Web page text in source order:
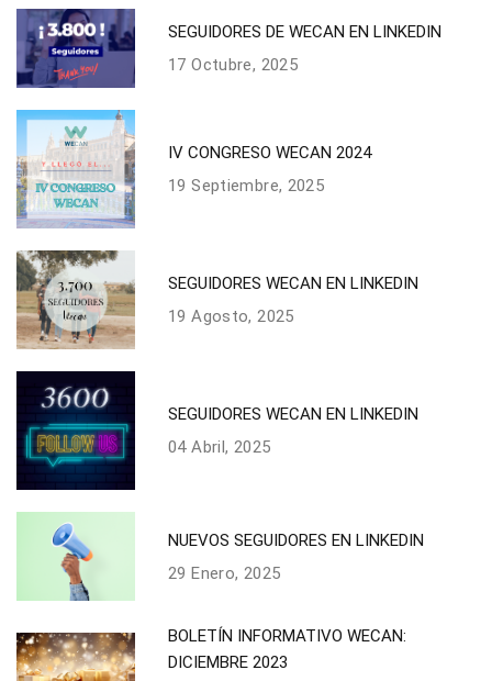
SEGUIDORES DE WECAN EN LINKEDIN
17 Octubre, 2025
IV CONGRESO WECAN 2024
19 Septiembre, 2025
SEGUIDORES WECAN EN LINKEDIN
19 Agosto, 2025
SEGUIDORES WECAN EN LINKEDIN
04 Abril, 2025
NUEVOS SEGUIDORES EN LINKEDIN
29 Enero, 2025
BOLETÍN INFORMATIVO WECAN:
DICIEMBRE 2023